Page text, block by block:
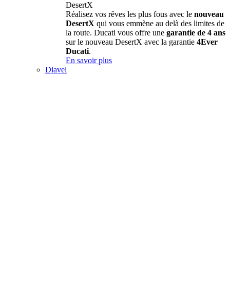
DesertX
Réalisez vos rêves les plus fous avec le nouveau
DesertX qui vous emmène au delà des limites de
la route. Ducati vous offre une garantie de 4 ans
sur le nouveau DesertX avec la garantie 4Ever
Ducati.
En savoir plus
Diavel